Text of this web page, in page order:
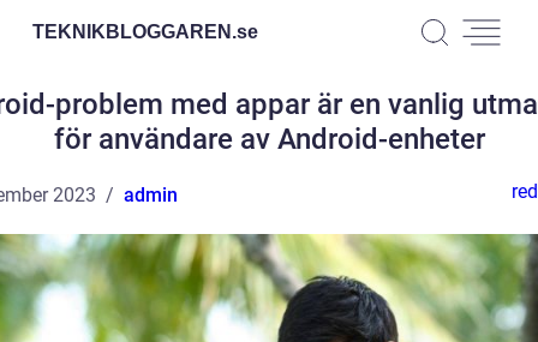
TEKNIKBLOGGAREN.se
problem med appar är en vanlig
för användare av Android-enheter
2023 admin